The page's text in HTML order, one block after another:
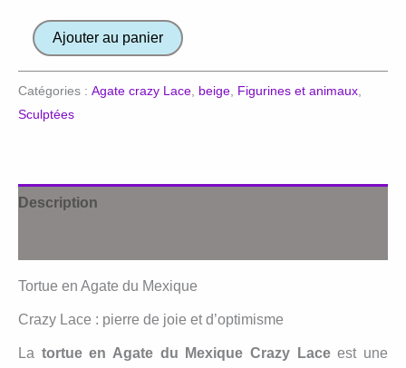
quantité
Agate
Ajouter au panier
Catégories : Agate crazy Lace beige Figurines et animaux
Sculptées
Description
Tortue en Agate du Mexique
Crazy Lace : pierre de joie et d’optimisme
La tortue en Agate du Mexique Crazy Laceest une